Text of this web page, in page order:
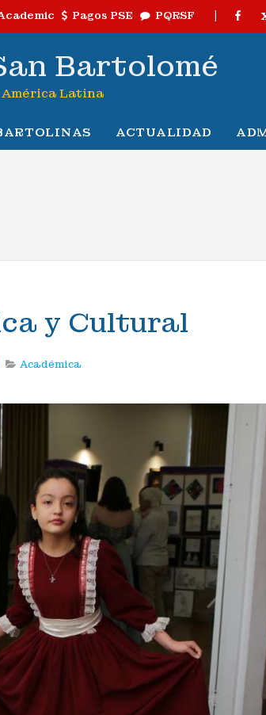
Pagos PSE PQRSF |
Bartolomé
Latina
ACTUALIDAD
y Cultural
Académica